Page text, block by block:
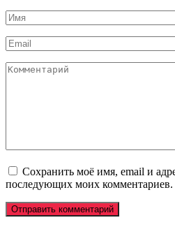
Имя
*
Email
*
Комментарий
Сохранить моё имя, email и
последующих моих комментариев.